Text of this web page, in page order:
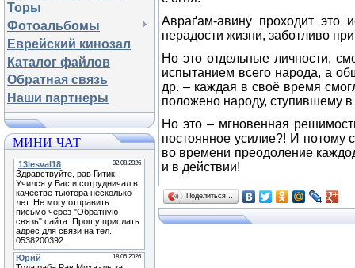
Торы
Фотоальбомы
Еврейский кинозал
Каталог файлов
Обратная связь
Наши партнеры
МИНИ-ЧАТ
Авраґам-авину проходит это
нерадости жизни, заботливо
Но это отдельные личности,
испытанием всего народа, а
др. – каждая в своё время
положено народу, ступившему
Но это – мгновенная
постоянное усилие?! И потому
во времени преодоление
и в действии!
Поделиться…